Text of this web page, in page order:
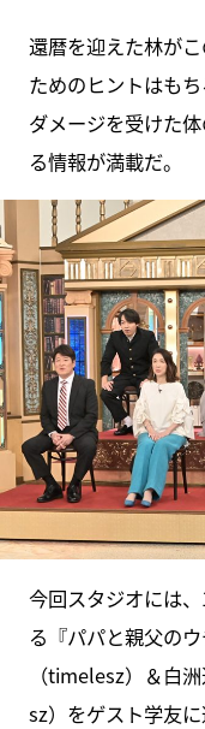
還暦を迎えた林が
ためのヒントはも
ダメージを受けた
る情報が満載だ。
今回スタジオには
る『パパと親父の
（timelesz）＆白
sz）をゲスト学友